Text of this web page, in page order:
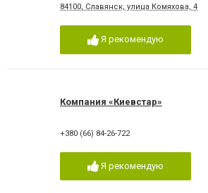
84100, Славянск, улица Комяхова, 4
Я рекомендую
Компания «Киевстар»
+380 (66) 84-26-722
Я рекомендую